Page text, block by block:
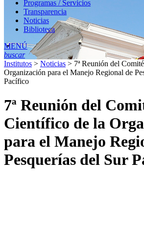
Programas / Servicios
Transparencia
Noticias
Biblioteca
MENÚ
buscar
Institutos > Noticias > 7ª Reunión del
Organización para el Manejo Regional de
Pacífico
7ª Reunión del
Científico de la
para el Manejo
Pesquerías del Sur